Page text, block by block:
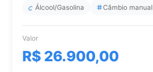
Álcool/Gasolina
Câmbio manual
Valor
R$ 26.900,00